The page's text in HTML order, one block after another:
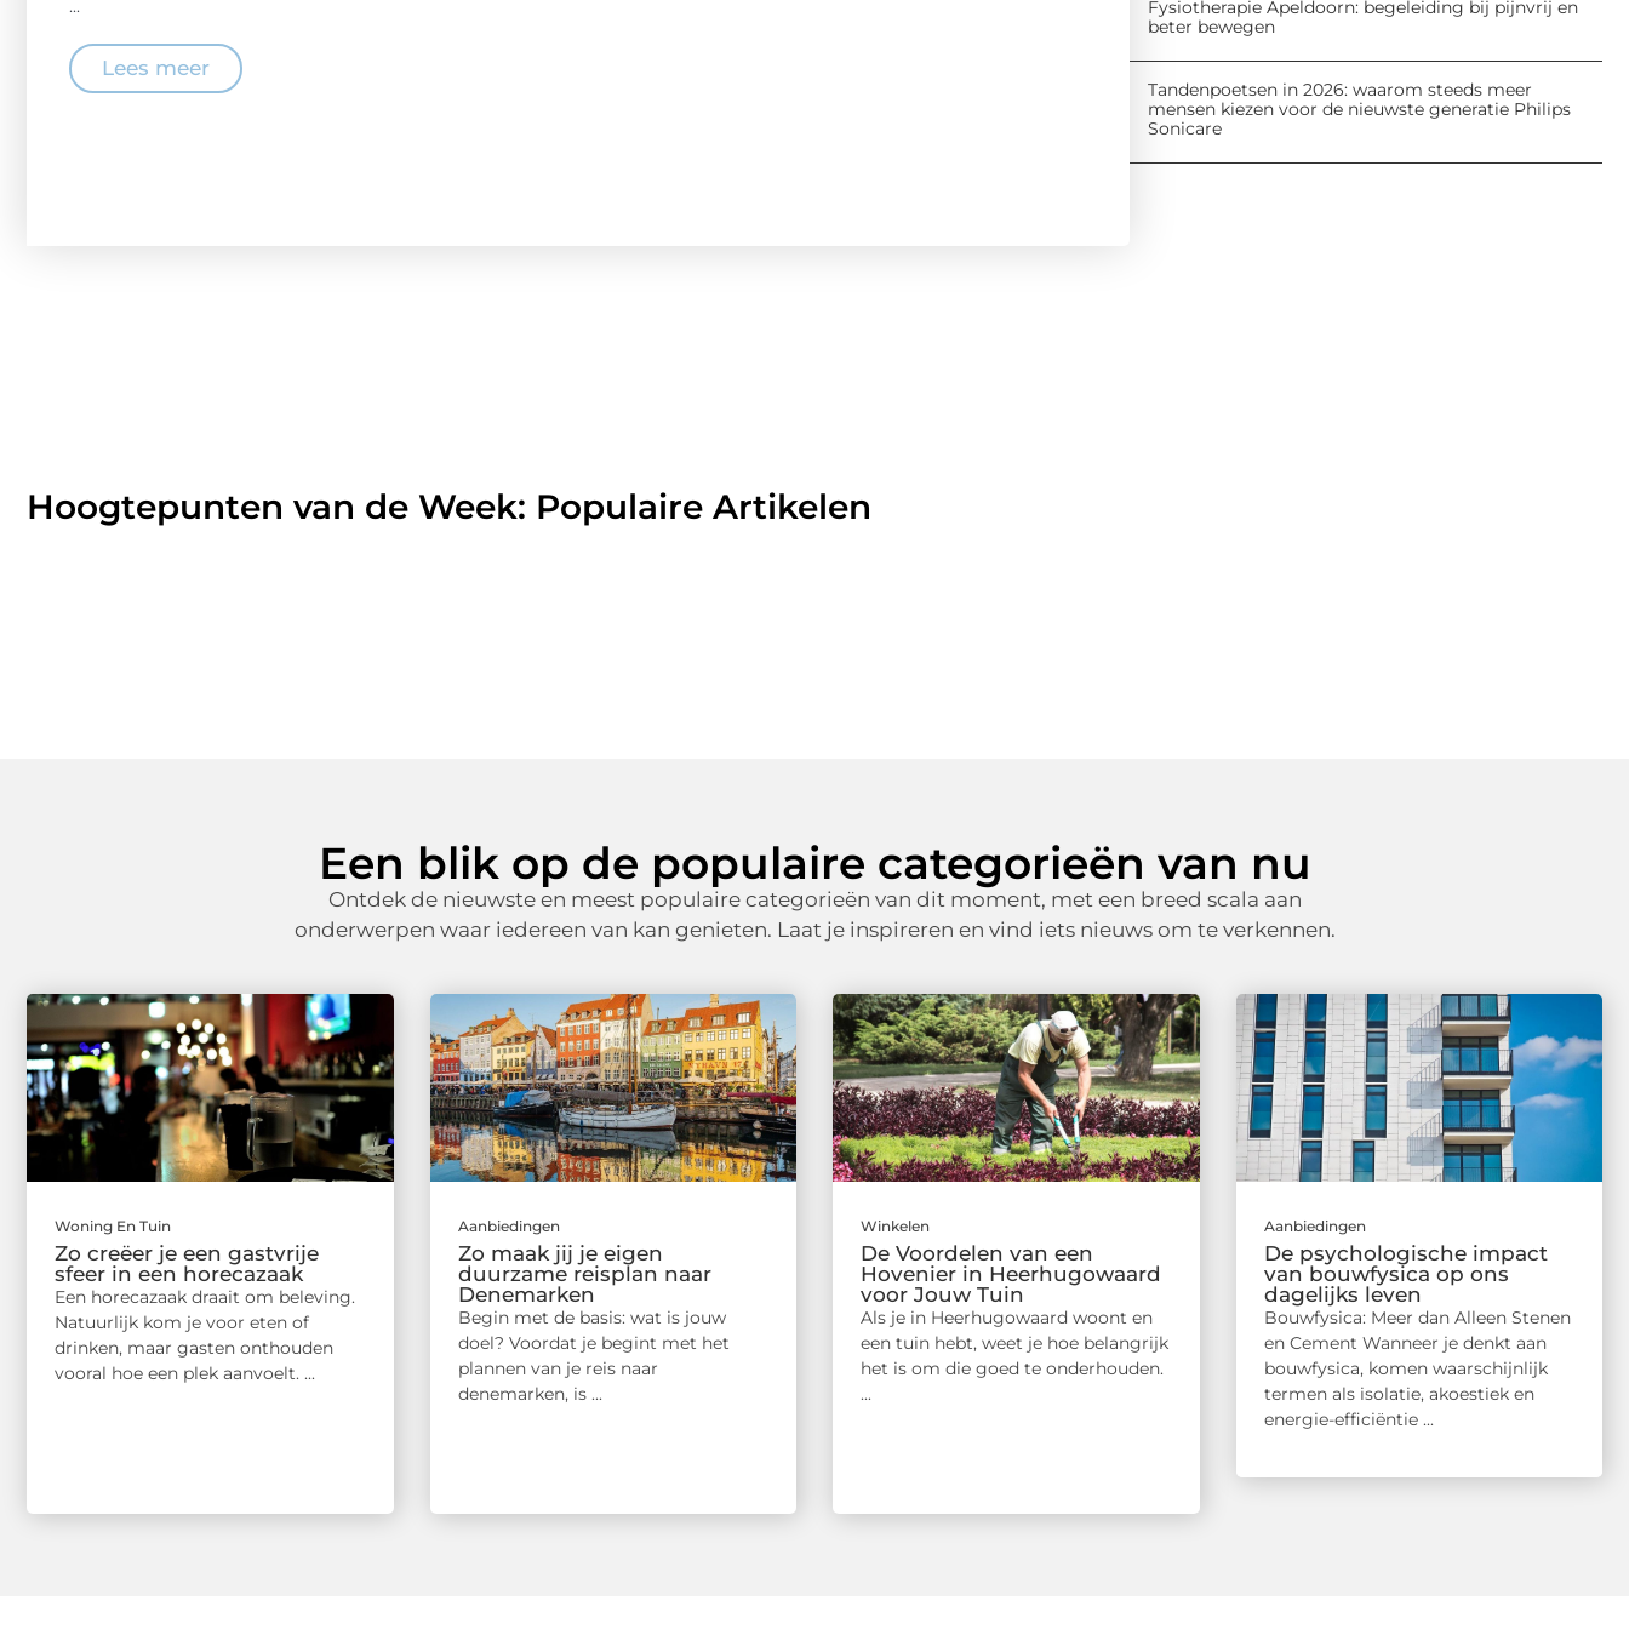
...
Lees meer
Fysiotherapie Apeldoorn: begeleiding bij pijnvrij en
beter bewegen
Tandenpoetsen in 2026: waarom steeds meer
mensen kiezen voor de nieuwste generatie Philips
Sonicare
Hoogtepunten van de Week: Populaire Artikelen
Een blik op de populaire categorieën van nu
Ontdek de nieuwste en meest populaire categorieën van dit moment, met een breed scala aan
onderwerpen waar iedereen van kan genieten. Laat je inspireren en vind iets nieuws om te verkennen.
Woning En Tuin
Zo creëer je een gastvrije
sfeer in een horecazaak
Een horecazaak draait om beleving.
Natuurlijk kom je voor eten of
drinken, maar gasten onthouden
vooral hoe een plek aanvoelt. ...
Aanbiedingen
Zo maak jij je eigen
duurzame reisplan naar
Denemarken
Begin met de basis: wat is jouw
doel? Voordat je begint met het
plannen van je reis naar
denemarken, is ...
Winkelen
De Voordelen van een
Hovenier in Heerhugowaard
voor Jouw Tuin
Als je in Heerhugowaard woont en
een tuin hebt, weet je hoe belangrijk
het is om die goed te onderhouden.
...
Aanbiedingen
De psychologische impact
van bouwfysica op ons
dagelijks leven
Bouwfysica: Meer dan Alleen Stenen
en Cement Wanneer je denkt aan
bouwfysica, komen waarschijnlijk
termen als isolatie, akoestiek en
energie-efficiëntie ...